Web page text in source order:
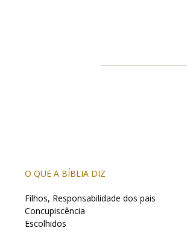
O QUE A BÍBLIA DIZ
Filhos, Responsabilidade dos pais
Concupiscência
Escolhidos